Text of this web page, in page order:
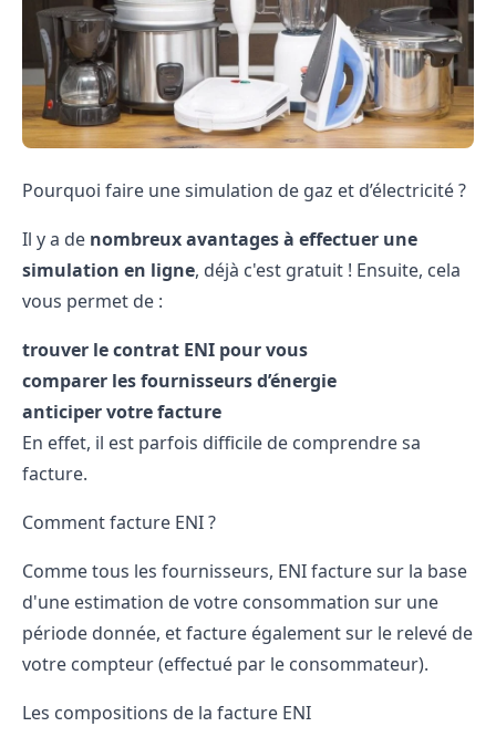
Pourquoi faire une simulation de gaz et d’électricité ?
Il y a de nombreux avantages à effectuer une
simulation en ligne, déjà c'est gratuit ! Ensuite, cela
vous permet de :
trouver le contrat ENI pour vous
comparer les fournisseurs d’énergie
anticiper votre facture
En effet, il est parfois difficile de comprendre sa
facture.
Comment facture ENI ?
Comme tous les fournisseurs, ENI facture sur la base
d'une estimation de votre consommation sur une
période donnée, et facture également sur le relevé de
votre compteur (effectué par le consommateur).
Les compositions de la facture ENI